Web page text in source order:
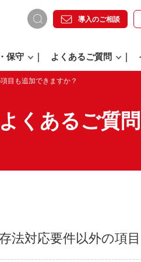
導入のご相談
保守 よくあるご質問
目も追加できますか？
よくあるご質問
法対応要件以外の項